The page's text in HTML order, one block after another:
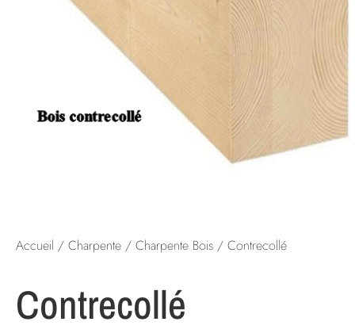
Accueil / Charpente / Charpente Bois / Contrecollé
Contrecollé